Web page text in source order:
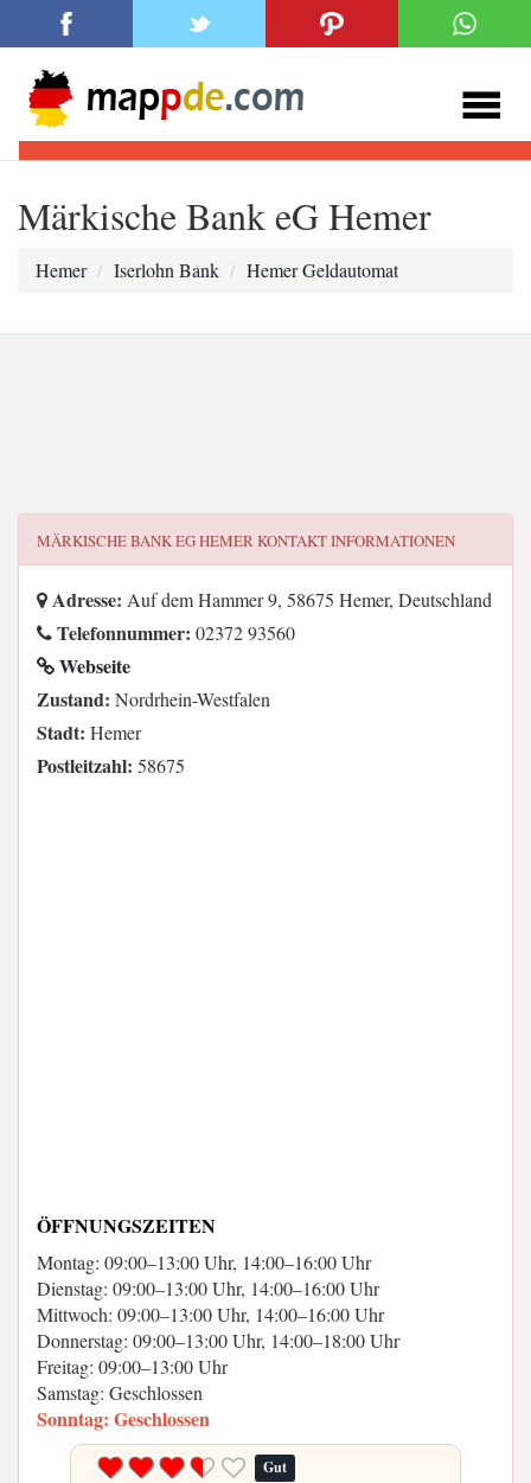
Märkische Bank eG Hemer
Hemer Iserlohn Bank Hemer Geldautomat
MÄRKISCHE BANK EG HEMERKONTAKT INFORMATIONEN
Adresse: Auf dem Hammer 9, 58675 Hemer, Deutschland
Telefonnummer: 02372 93560
Webseite
Zustand: Nordrhein-Westfalen
Stadt: Hemer
Postleitzahl: 58675
ÖFFNUNGSZEITEN
Montag: 09:00–13:00 Uhr, 14:00–16:00 Uhr
Dienstag: 09:00–13:00 Uhr, 14:00–16:00 Uhr
Mittwoch: 09:00–13:00 Uhr, 14:00–16:00 Uhr
Donnerstag: 09:00–13:00 Uhr, 14:00–18:00 Uhr
Freitag: 09:00–13:00 Uhr
Samstag: Geschlossen
Sonntag: Geschlossen
Gut